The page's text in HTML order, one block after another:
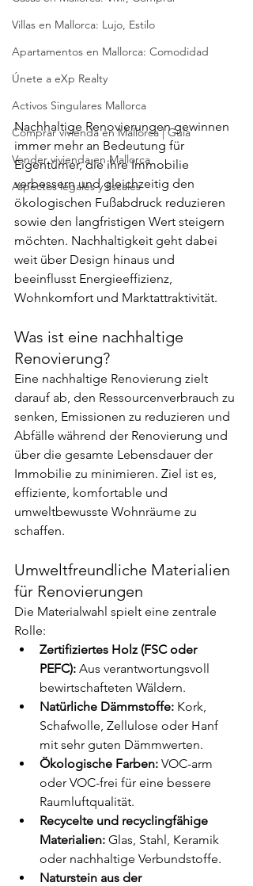
Villas en Mallorca: Lujo, Estilo
Apartamentos en Mallorca: Comodidad
Únete a eXp Realty
Activos Singulares Mallorca
Comprar vivienda en Mallorca | Guía
Vender vivienda en Mallorca
Aspectos legales y fiscales
Nachhaltige Renovierungen gewinnen
immer mehr an Bedeutung für
Eigentümer, die ihre Immobilie
verbessern und gleichzeitig den
ökologischen Fußabdruck reduzieren
sowie den langfristigen Wert steigern
möchten. Nachhaltigkeit geht dabei
weit über Design hinaus und
beeinflusst Energieeffizienz,
Wohnkomfort und Marktattraktivität.
Was ist eine nachhaltige
Renovierung?
Eine nachhaltige Renovierung zielt
darauf ab, den Ressourcenverbrauch zu
senken, Emissionen zu reduzieren und
Abfälle während der Renovierung und
über die gesamte Lebensdauer der
Immobilie zu minimieren. Ziel ist es,
effiziente, komfortable und
umweltbewusste Wohnräume zu
schaffen.
Umweltfreundliche Materialien
für Renovierungen
Die Materialwahl spielt eine zentrale
Rolle:
Zertifiziertes Holz (FSC oder
PEFC): Aus verantwortungsvoll
bewirtschafteten Wäldern.
Natürliche Dämmstoffe: Kork,
Schafwolle, Zellulose oder Hanf
mit sehr guten Dämmwerten.
Ökologische Farben: VOC-arm
oder VOC-frei für eine bessere
Raumluftqualität.
Recycelte und recyclingfähige
Materialien: Glas, Stahl, Keramik
oder nachhaltige Verbundstoffe.
Naturstein aus der